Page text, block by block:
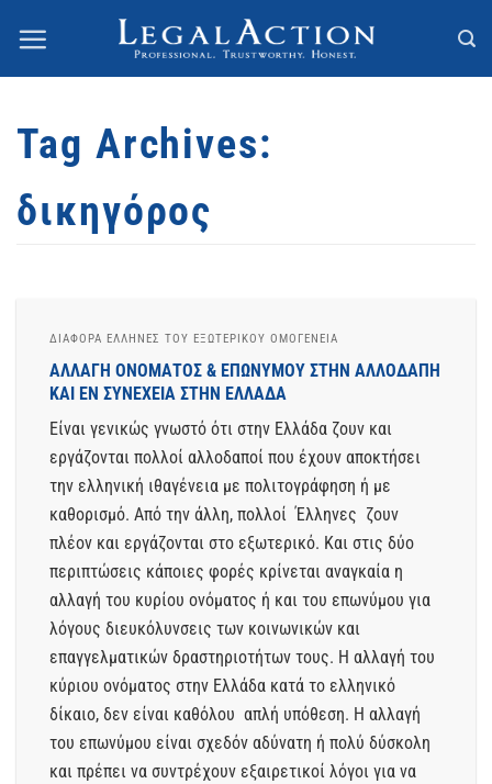
content
Tag Archives:
δικηγόρος
ΔΙΆΦΟΡΑ ΈΛΛΗΝΕΣ ΤΟΥ ΕΞΩΤΕΡΙΚΟΥ ΟΜΟΓΈΝΕΙΑ
ΑΛΛΑΓΗ ΟΝΟΜΑΤΟΣ & ΕΠΩΝΥΜΟΥ ΣΤΗΝ ΑΛΛΟΔΑΠΗ
ΚΑΙ ΕΝ ΣΥΝΕΧΕΙΑ ΣΤΗΝ ΕΛΛΑΔΑ
Είναι γενικώς γνωστό ότι στην Ελλάδα ζουν και
εργάζονται πολλοί αλλοδαποί που έχουν αποκτήσει
την ελληνική ιθαγένεια με πολιτογράφηση ή με
καθορισμό. Από την άλλη, πολλοί Έλληνες ζουν
πλέον και εργάζονται στο εξωτερικό. Και στις δύο
περιπτώσεις κάποιες φορές κρίνεται αναγκαία η
αλλαγή του κυρίου ονόματος ή και του επωνύμου για
λόγους διευκόλυνσεις των κοινωνικών και
επαγγελματικών δραστηριοτήτων τους. Η αλλαγή του
κύριου ονόματος στην Ελλάδα κατά το ελληνικό
δίκαιο, δεν είναι καθόλου απλή υπόθεση. Η αλλαγή
του επωνύμου είναι σχεδόν αδύνατη ή πολύ δύσκολη
και πρέπει να συντρέχουν εξαιρετικοί λόγοι για να